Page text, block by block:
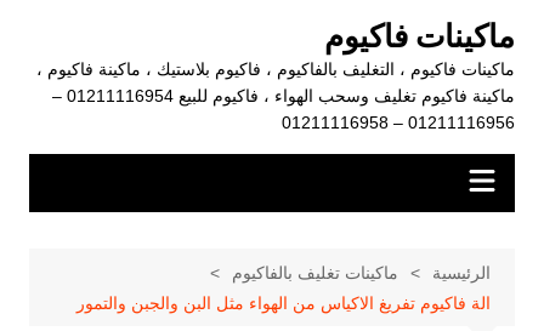
المحتوى
ماكينات فاكيوم
ماكينات فاكيوم ، التغليف بالفاكيوم ، فاكيوم بلاستيك ، ماكينة فاكيوم ،
ماكينة فاكيوم تغليف وسحب الهواء ، فاكيوم للبيع 01211116954 –
01211116956 – 01211116958
الرئيسية
ماكينات تغليف بالفاكيوم
الة فاكيوم تفريغ الاكياس من الهواء مثل البن والجبن والتمور